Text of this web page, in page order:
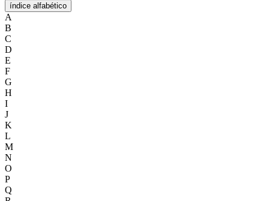
índice alfabético
A
B
C
D
E
F
G
H
I
J
K
L
M
N
O
P
Q